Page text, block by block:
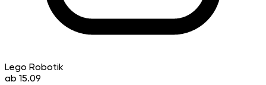
Lego Robotik
ab 15.09